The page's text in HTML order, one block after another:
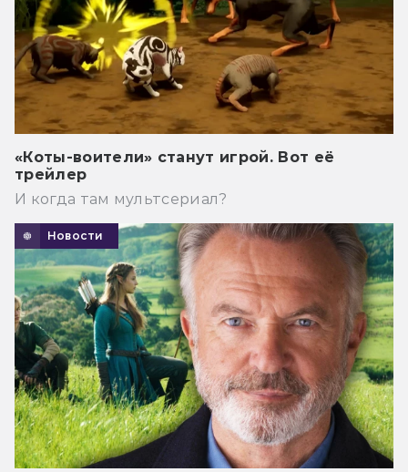
«Коты-воители» станут игрой. Вот её
трейлер
И когда там мультсериал?
Новости